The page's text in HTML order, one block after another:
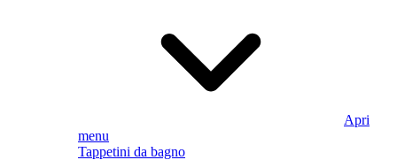
Apri
menu
Tappetini da bagno